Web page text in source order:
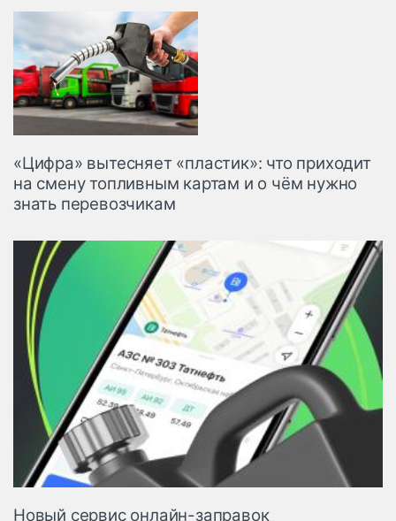
«Цифра» вытесняет «пластик»: что приходит
на смену топливным картам и о чём нужно
знать перевозчикам
Новый сервис онлайн-заправок